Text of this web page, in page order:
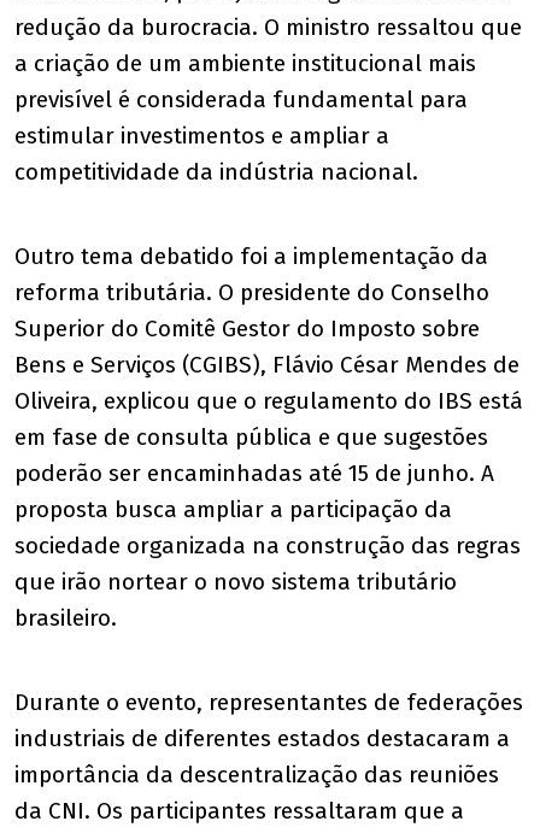
redução da burocracia. O ministro ressaltou que
a criação de um ambiente institucional mais
previsível é considerada fundamental para
estimular investimentos e ampliar a
competitividade da indústria nacional.
Outro tema debatido foi a implementação da
reforma tributária. O presidente do Conselho
Superior do Comitê Gestor do Imposto sobre
Bens e Serviços (CGIBS), Flávio César Mendes de
Oliveira, explicou que o regulamento do IBS está
em fase de consulta pública e que sugestões
poderão ser encaminhadas até 15 de junho. A
proposta busca ampliar a participação da
sociedade organizada na construção das regras
que irão nortear o novo sistema tributário
brasileiro.
Durante o evento, representantes de federações
industriais de diferentes estados destacaram a
importância da descentralização das reuniões
da CNI. Os participantes ressaltaram que a